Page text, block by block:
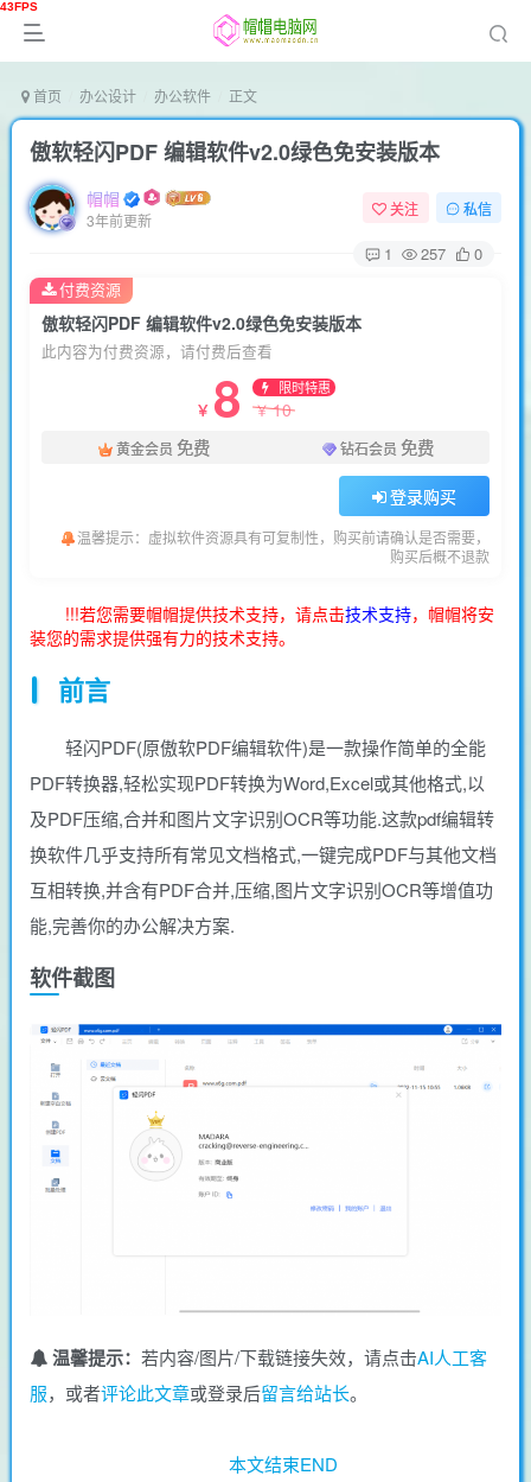
首页 办公设计 办公软件 正文
傲软轻闪PDF 编辑软件v2.0绿色免安装版本
帽帽
3年前更新
关注 私信
1 257 0
傲软轻闪PDF 编辑软件v2.0绿色免安装版本
此内容为付费资源，请付费后查看
￥ 8 限时特惠
￥10
黄金会员 免费 钻石会员 免费
登录购买
温馨提示：虚拟软件资源具有可复制性，购买前请确认是否需要，
购买后概不退款
付费资源
!!!若您需要帽帽提供技术支持，请点击技术支持，帽帽将安
装您的需求提供强有力的技术支持。
前言
轻闪PDF(原傲软PDF编辑软件)是一款操作简单的全能
PDF转换器,轻松实现PDF转换为Word,Excel或其他格式,以
及PDF压缩,合并和图片文字识别OCR等功能.这款pdf编辑转
换软件几乎支持所有常见文档格式,一键完成PDF与其他文档
互相转换,并含有PDF合并,压缩,图片文字识别OCR等增值功
能,完善你的办公解决方案.
软件截图
温馨提示： 若内容/图片/下载链接失效，请点击AI人工客
服，或者评论此文章或登录后留言给站长。
本文结束END